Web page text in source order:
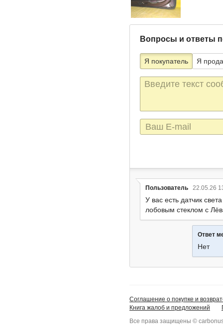
Вопросы и ответы
Я покупатель Я
Текст
сообщения
E-
mail
Пользователь 22.05.26
У вас есть датчик
лобовым стеклом с
Ответ
Нет
Соглашение о покупке и
Книга жалоб и предложений
Все права защищены ©